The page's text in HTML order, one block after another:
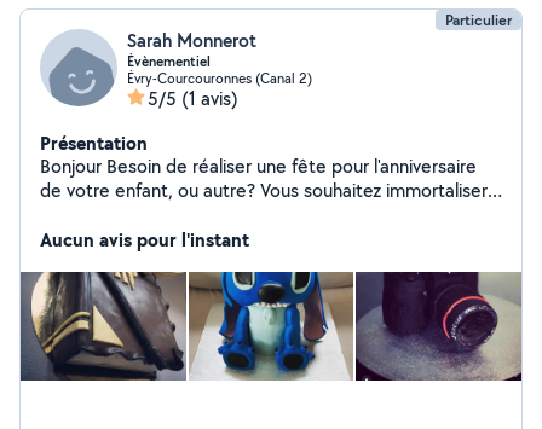
Particulier
Sarah Monnerot
Évènementiel
Évry-Courcouronnes (Canal 2)
5/5 (1 avis)
Présentation
Bonjour Besoin de réaliser une fête pour l'anniversaire
de votre enfant, ou autre? Vous souhaitez immortaliser
(mnm's, kit kat, haribo, pop corn) je réalise également
aller regarder ma page insta : Bess Bakery Hate de
pouvoir collaborer avec vous
Aucun avis pour l'instant